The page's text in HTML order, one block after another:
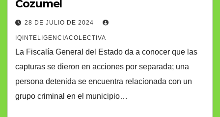
Cozumel
28 DE JULIO DE 2024
IQINTELIGENCIACOLECTIVA
La Fiscalía General del Estado da a conocer que las
capturas se dieron en acciones por separada; una
persona detenida se encuentra relacionada con un
grupo criminal en el municipio…